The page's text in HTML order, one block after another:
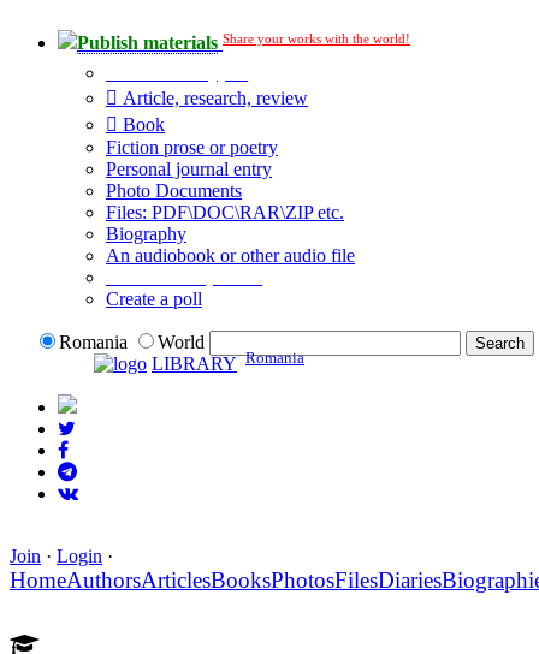
Publish materials Share your works with the world!
Article, research, review
Book
Fiction prose or poetry
Personal journal entry
Photo Documents
Files: PDF\DOC\RAR\ZIP etc.
Biography
An audiobook or other audio file
Create a poll
Romania
World
LIBRARY Romania
Join · Login ·
HomeAuthorsArticlesBooksPhotosFilesDiaries